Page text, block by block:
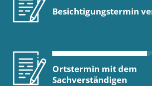
Besichtigungstermin
Ortstermin mit dem
Sachverständigen